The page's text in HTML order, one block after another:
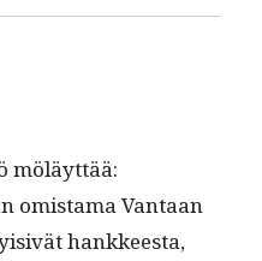
möläyttää:
omis­ta­ma Van­taan
han­kkeesta,